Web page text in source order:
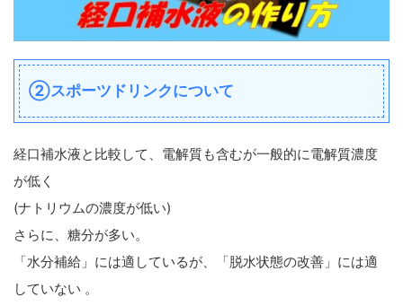
②スポーツドリンクについて
経口補水液と比較して、電解質も含むが一般的に電解質濃度
が低く
(ナトリウムの濃度が低い)
さらに、糖分が多い。
「水分補給」には適しているが、「脱水状態の改善」には適
していない 。